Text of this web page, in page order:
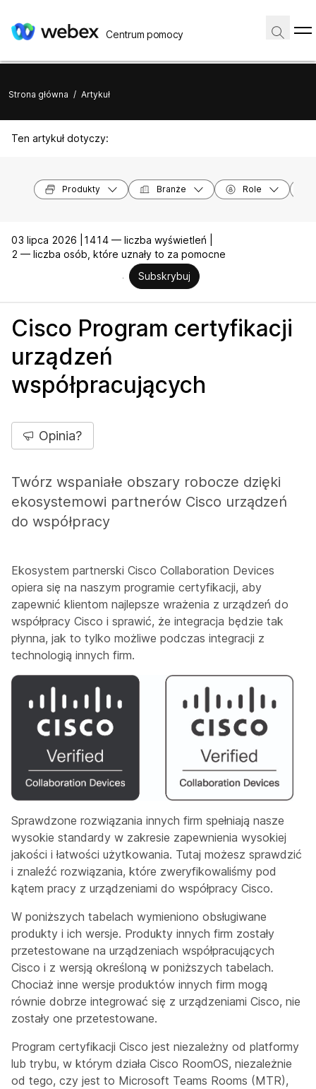
Centrum pomocy
Strona główna / Artykuł
Ten artykuł dotyczy:
Produkty Branże Role
03 lipca 2026 |
1414 — liczba wyświetleń |
2 — liczba osób, które uznały to za pomocne
Subskrybuj
Cisco Program certyfikacji
urządzeń
współpracujących
Opinia?
Twórz wspaniałe obszary robocze dzięki
ekosystemowi partnerów Cisco urządzeń
do współpracy
Ekosystem partnerski Cisco Collaboration Devices
opiera się na naszym programie certyfikacji, aby
zapewnić klientom najlepsze wrażenia z urządzeń do
współpracy Cisco i sprawić, że integracja będzie tak
płynna, jak to tylko możliwe podczas integracji z
technologią innych firm.
Sprawdzone rozwiązania innych firm spełniają nasze
wysokie standardy w zakresie zapewnienia wysokiej
jakości i łatwości użytkowania. Tutaj możesz sprawdzić
i znaleźć rozwiązania, które zweryfikowaliśmy pod
kątem pracy z urządzeniami do współpracy Cisco.
W poniższych tabelach wymieniono obsługiwane
produkty i ich wersje. Produkty innych firm zostały
przetestowane na urządzeniach współpracujących
Cisco i z wersją określoną w poniższych tabelach.
Chociaż inne wersje produktów innych firm mogą
równie dobrze integrować się z urządzeniami Cisco, nie
zostały one przetestowane.
Program certyfikacji Cisco jest niezależny od platformy
lub trybu, w którym działa Cisco RoomOS, niezależnie
od tego, czy jest to Microsoft Teams Rooms (MTR),